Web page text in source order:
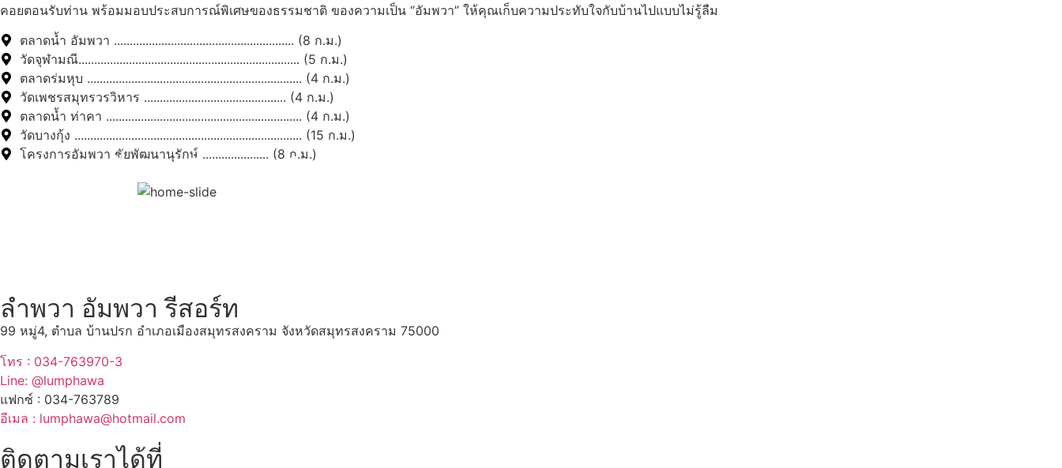
คอยตอนรับท่าน พร้อมมอบประสบการณ์พิเศษของธรรมชาติ ของความเป็น “อัมพวา” ให้คุณเก็บความประทับใจกับบ้านไปแบบไม่รู้ลืม
ตลาดน้ำ อัมพวา ......................................................... (8 ก.ม.)
วัดจุฬามณี...................................................................... (5 ก.ม.)
ตลาดร่มหุบ .................................................................... (4 ก.ม.)
วัดเพชรสมุทรวรวิหาร ............................................. (4 ก.ม.)
ตลาดน้ำ ท่าคา .............................................................. (4 ก.ม.)
วัดบางกุ้ง ........................................................................ (15 ก.ม.)
โครงการอัมพวา ชัยพัฒนานุรักษ์ ..................... (8 ก.ม.)
สถานที่ท่องเที่ยวรอบรีสอร์ท
ลำพวา อัมพวา รีสอร์ท
99 หมู่4, ตำบล บ้านปรก อำเภอเมืองสมุทรสงคราม จังหวัดสมุทรสงคราม 75000
โทร : 034-763970-3
Line: @lumphawa
แฟกซ์ : 034-763789
อีเมล : lumphawa@hotmail.com
ติดตามเราได้ที่